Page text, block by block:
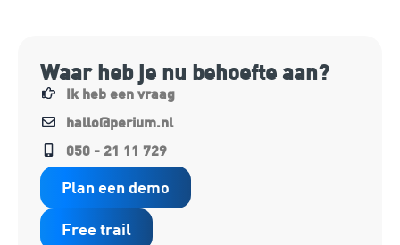
Waar heb je nu behoefte aan?
Ik heb een vraag
hallo@perium.nl
050 - 21 11 729
Plan een demo
Free trail